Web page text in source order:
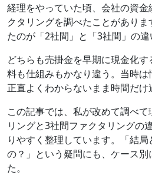
フ
ァ
ク
タ
リ
ン
グ
と
社
間
フ
ァ
ク
経理をやっていた頃、会社の資
クタリングを調べたことがあり
たのが「2社間」と「3社間」の違
どちらも売掛金を早期に現金化
料も仕組みもかなり違う。当時は
正直よくわからないまま時間だけ
この記事では、私が改めて調べ
リングと3社間ファクタリングの
りやすく整理しています。「結
の？」という疑問にも、ケース
た。